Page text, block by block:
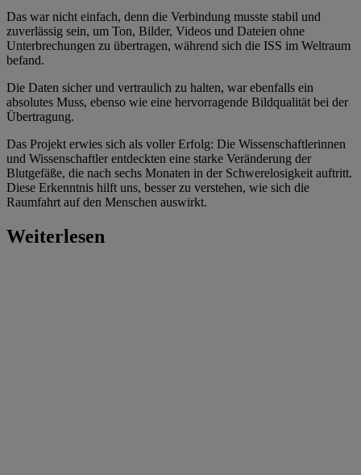
Das war nicht einfach, denn die Verbindung musste stabil und
zuverlässig sein, um Ton, Bilder, Videos und Dateien ohne
Unterbrechungen zu übertragen, während sich die ISS im Weltraum
befand.
Die Daten sicher und vertraulich zu halten, war ebenfalls ein
absolutes Muss, ebenso wie eine hervorragende Bildqualität bei der
Übertragung.
Das Projekt erwies sich als voller Erfolg: Die Wissenschaftlerinnen
und Wissenschaftler entdeckten eine starke Veränderung der
Blutgefäße, die nach sechs Monaten in der Schwerelosigkeit auftritt.
Diese Erkenntnis hilft uns, besser zu verstehen, wie sich die
Raumfahrt auf den Menschen auswirkt.
Weiterlesen